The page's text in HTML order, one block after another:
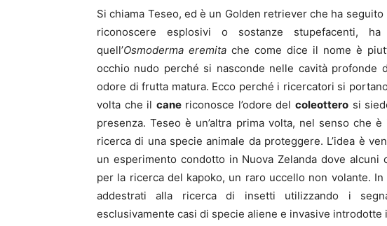
Si chiama Teseo, ed è un Golden retriever che ha
riconoscere esplosivi o sostanze stupefacenti,
quell’Osmoderma eremita che come dice il nome è
occhio nudo perché si nasconde nelle cavità profonde
odore di frutta matura. Ecco perché i ricercatori si
volta che il canericonosce l’odore del coleotterosi
presenza. Teseo è un’altra prima volta, nel senso che
ricerca di una specie animale da proteggere. L’idea è
un esperimento condotto in Nuova Zelanda dove alcuni
per la ricerca del kapoko, un raro uccello non volante.
addestrati alla ricerca di insetti utilizzando i
esclusivamente casi di specie aliene e invasive introdotte